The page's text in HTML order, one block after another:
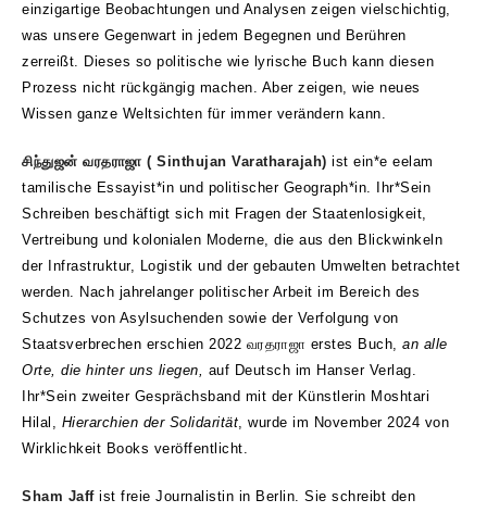
einzigartige Beobachtungen und Analysen zeigen vielschichtig,
was unsere Gegenwart in jedem Begegnen und Berühren
zerreißt. Dieses so politische wie lyrische Buch kann diesen
Prozess nicht rückgängig machen. Aber zeigen, wie neues
Wissen ganze Weltsichten für immer verändern kann.
சிந்துஜன் வரதராஜா ( Sinthujan Varatharajah) ist ein*e eelam
tamilische Essayist*in und politischer Geograph*in. Ihr*Sein
Schreiben beschäftigt sich mit Fragen der Staatenlosigkeit,
Vertreibung und kolonialen Moderne, die aus den Blickwinkeln
der Infrastruktur, Logistik und der gebauten Umwelten betrachtet
werden. Nach jahrelanger politischer Arbeit im Bereich des
Schutzes von Asylsuchenden sowie der Verfolgung von
Staatsverbrechen erschien 2022 வரதராஜா erstes Buch, an alle
Orte, die hinter uns liegen, auf Deutsch im Hanser Verlag.
Ihr*Sein zweiter Gesprächsband mit der Künstlerin Moshtari
Hilal, Hierarchien der Solidarität, wurde im November 2024 von
Wirklichkeit Books veröffentlicht.
Sham Jaff ist freie Journalistin in Berlin. Sie schreibt den